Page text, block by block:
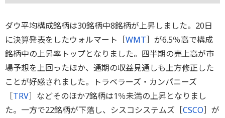
ダウ平均構成銘柄は30銘柄中8銘柄が上昇しました。20日
に決算発表をしたウォルマート［WMT］が6.5％高で構成
銘柄中の上昇率トップとなりました。四半期の売上高が市
場予想を上回ったほか、通期の収益見通しも上方修正した
ことが好感されました。トラベラーズ・カンパニーズ
［TRV］などそのほか7銘柄は1％未満の上昇となりまし
た。一方で22銘柄が下落し、シスコシステムズ［CSCO］が